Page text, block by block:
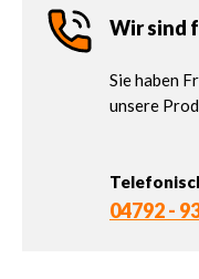
Wir sind
Sie haben
unsere
04792 -